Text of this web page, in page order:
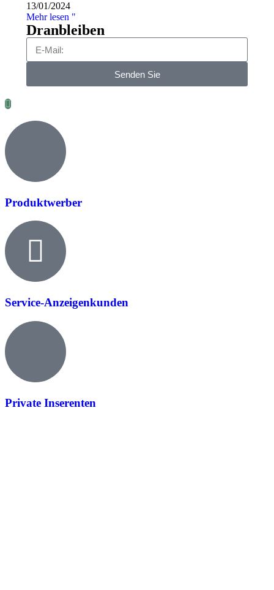
13/01/2024
Mehr lesen "
Dranbleiben
Senden Sie
Produktwerber
Service-Anzeigenkunden
Private Inserenten